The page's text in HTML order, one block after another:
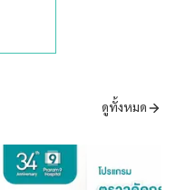
ดูทั้งหมด